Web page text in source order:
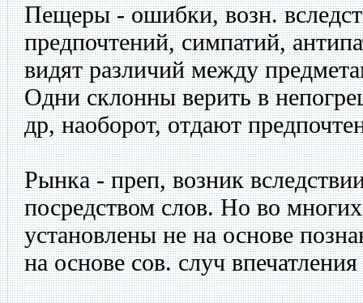
Пещеры - ошибки, возн.
предпочтений, симпатий,
видят различий между
Одни склонны верить в
др, наоборот, отдают
Рынка - преп, возник
посредством слов. Но во
установлены не на основе
на основе сов. случ